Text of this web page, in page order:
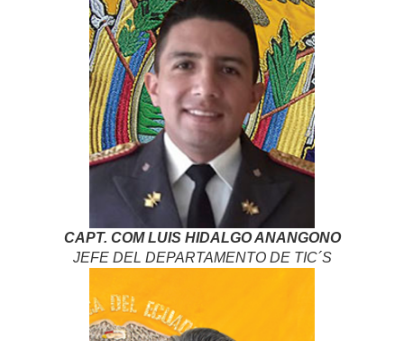
CAPT. COM LUIS HIDALGO ANANGONO
JEFE DEL DEPARTAMENTO DE TIC´S